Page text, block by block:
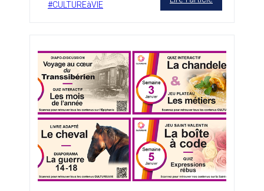
#CULTUREàVIE